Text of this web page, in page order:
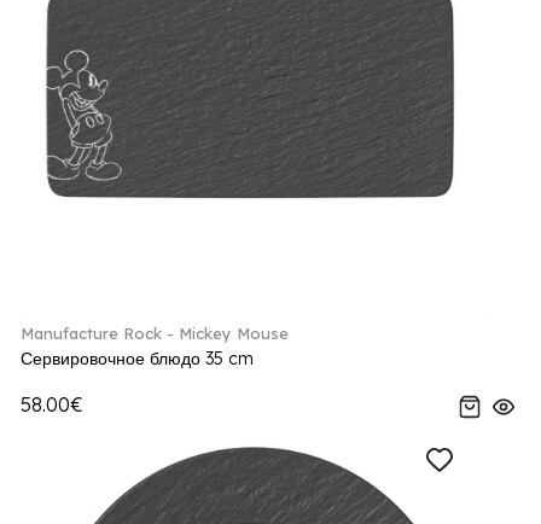
Manufacture Rock - Mickey Mouse
Сервировочное блюдо 35 cm
58.00€